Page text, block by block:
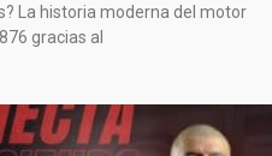
La historia moderna del motor
gracias al